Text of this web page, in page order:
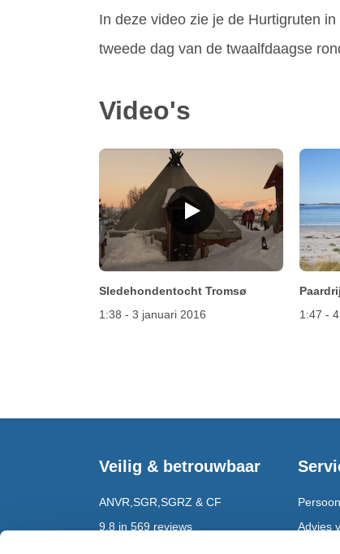
In deze video zie je de Hurtigruten in
tweede dag van de twaalfdaagse
Video's
Sledehondentocht Tromsø
1:38 - 3 januari 2016
1:47 -
Veilig & betrouwbaar
ANVR,SGR,SGRZ & CF
9,8 in 569 reviews
Advies